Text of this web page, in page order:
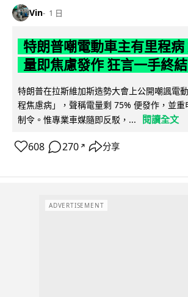
Vin 1 日
特朗普嘲電動車主有里程病
量即焦慮發作 狂言一手終
特朗普在拉斯維加斯造勢大會上公開嘲諷電
程焦慮病」，聲稱電量剩 75% 便發作，並重
制令。惟專業車媒隨即反駁，...
閱讀全文
608 270 ↗ 分享
ADVERTISEMENT